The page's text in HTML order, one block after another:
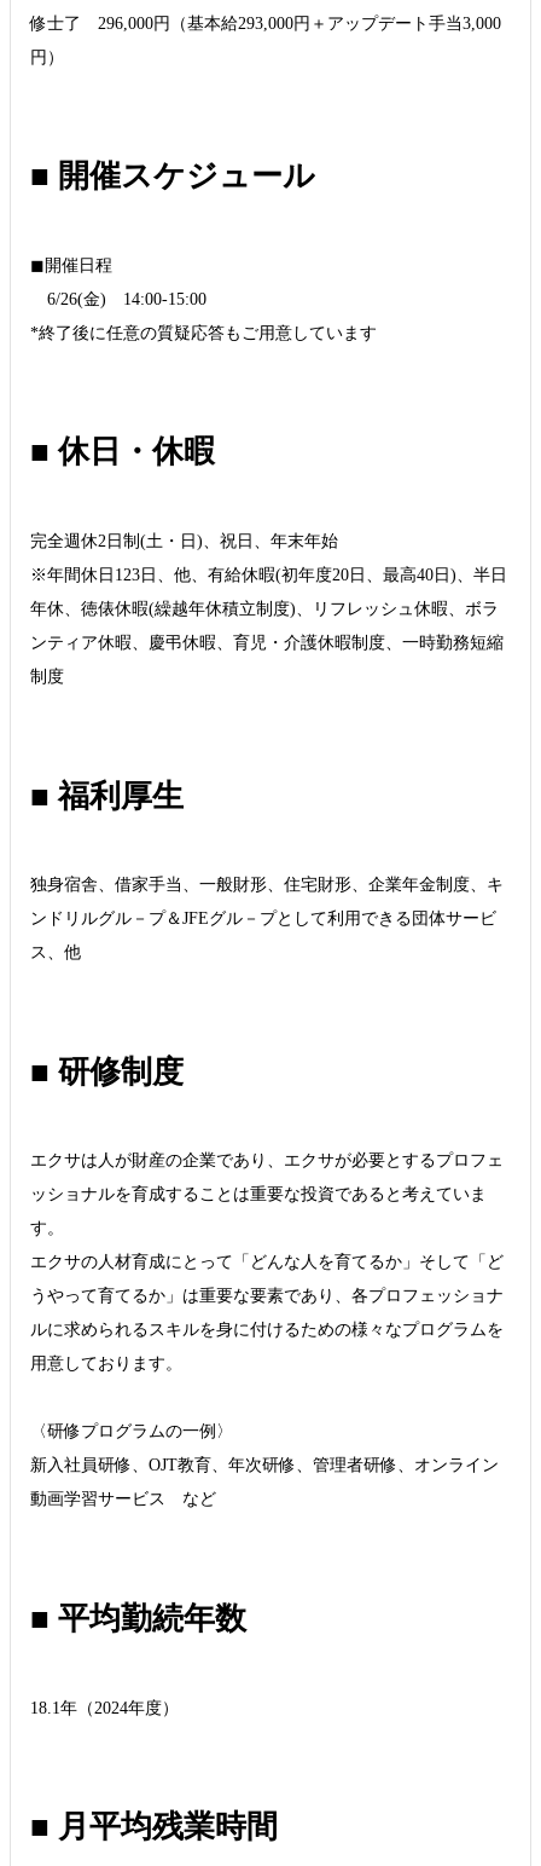
修士了 296,000円（基本給293,000円＋アップデート手当3,000
円）
■ 開催スケジュール
◼︎開催日程
6/26(金) 14:00-15:00
*終了後に任意の質疑応答もご用意しています
■ 休日・休暇
完全週休2日制(土・日)、祝日、年末年始
※年間休日123日、他、有給休暇(初年度20日、最高40日)、半日
年休、徳俵休暇(繰越年休積立制度)、リフレッシュ休暇、ボラ
ンティア休暇、慶弔休暇、育児・介護休暇制度、一時勤務短縮
制度
■ 福利厚生
独身宿舎、借家手当、一般財形、住宅財形、企業年金制度、キ
ンドリルグル－プ＆JFEグル－プとして利用できる団体サービ
ス、他
■ 研修制度
エクサは人が財産の企業であり、エクサが必要とするプロフェ
ッショナルを育成することは重要な投資であると考えていま
す。
エクサの人材育成にとって「どんな人を育てるか」そして「ど
うやって育てるか」は重要な要素であり、各プロフェッショナ
ルに求められるスキルを身に付けるための様々なプログラムを
用意しております。
〈研修プログラムの一例〉
新入社員研修、OJT教育、年次研修、管理者研修、オンライン
動画学習サービス など
■ 平均勤続年数
18.1年（2024年度）
■ 月平均残業時間